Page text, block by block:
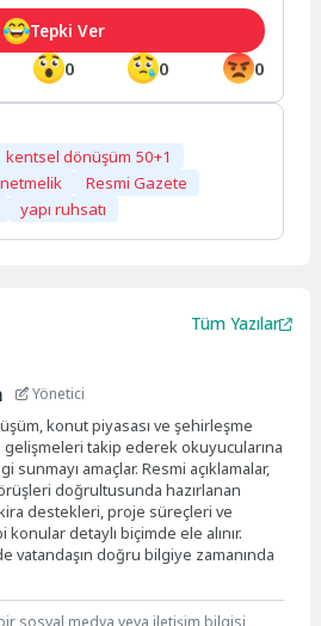
0 0 0
Tepki Ver
kentsel dönüşüm 50+1
Resmi Gazete
yapı ruhsatı
Yönetici
Tüm Yazılar
konut piyasası ve şehirleşme
takip ederek okuyucularına
sunmayı amaçlar. Resmi açıklamalar,
doğrultusunda hazırlanan
destekleri, proje süreçleri ve
detaylı biçimde ele alınır.
vatandaşın doğru bilgiye zamanında